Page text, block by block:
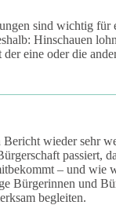
sind wichtig für
Hinschauen
eine oder die
Bericht wieder sehr
passiert,
– und wie
Bürgerinnen und
begleiten.